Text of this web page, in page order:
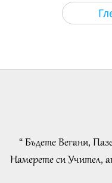
Важните Новини
38:07
22:27
Слова на Мъдростта
“ Бъдете Вегани,
Намерете си Учител,